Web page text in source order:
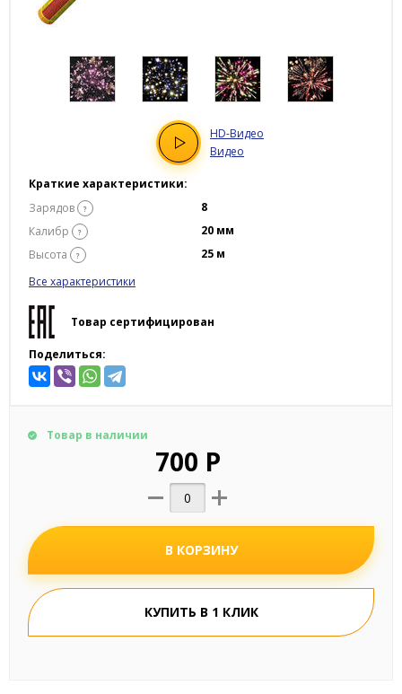
HD-Видео
Видео
Краткие характеристики:
Зарядов
?
8
Калибр
?
20 мм
Высота
?
25 м
Все характеристики
Товар сертифицирован
Поделиться:
Товар в наличии
700 Р
В КОРЗИНУ
КУПИТЬ В 1 КЛИК